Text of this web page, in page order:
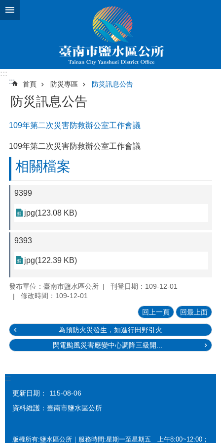
跳到主要內容區塊
:::
:::
首頁 防災專區 防災訊息公告
防災訊息公告
109年第二次災害防救辦公室工作會議
109年第二次災害防救辦公室工作會議
相關檔案
9399
jpg(123.08 KB)
9393
jpg(122.39 KB)
發布單位：臺南市鹽水區公所
刊登日期：109-12-01
修改時間：109-12-01
回上一頁 回最上面
為預防火災發生，如進行田野引火...
閃電颱風災害應變中心調降三級開...
:::
更新日期：
115-08-06
資料維護：臺南市鹽水區公所
版權所有:鹽水區公所｜服務時間:星期一至星期五 上午8:00~12:00；